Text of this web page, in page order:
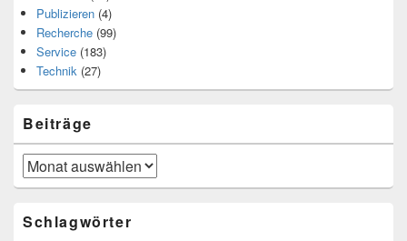
Publizieren (4)
Recherche (99)
Service (183)
Technik (27)
Beiträge
Beiträge
Schlagwörter